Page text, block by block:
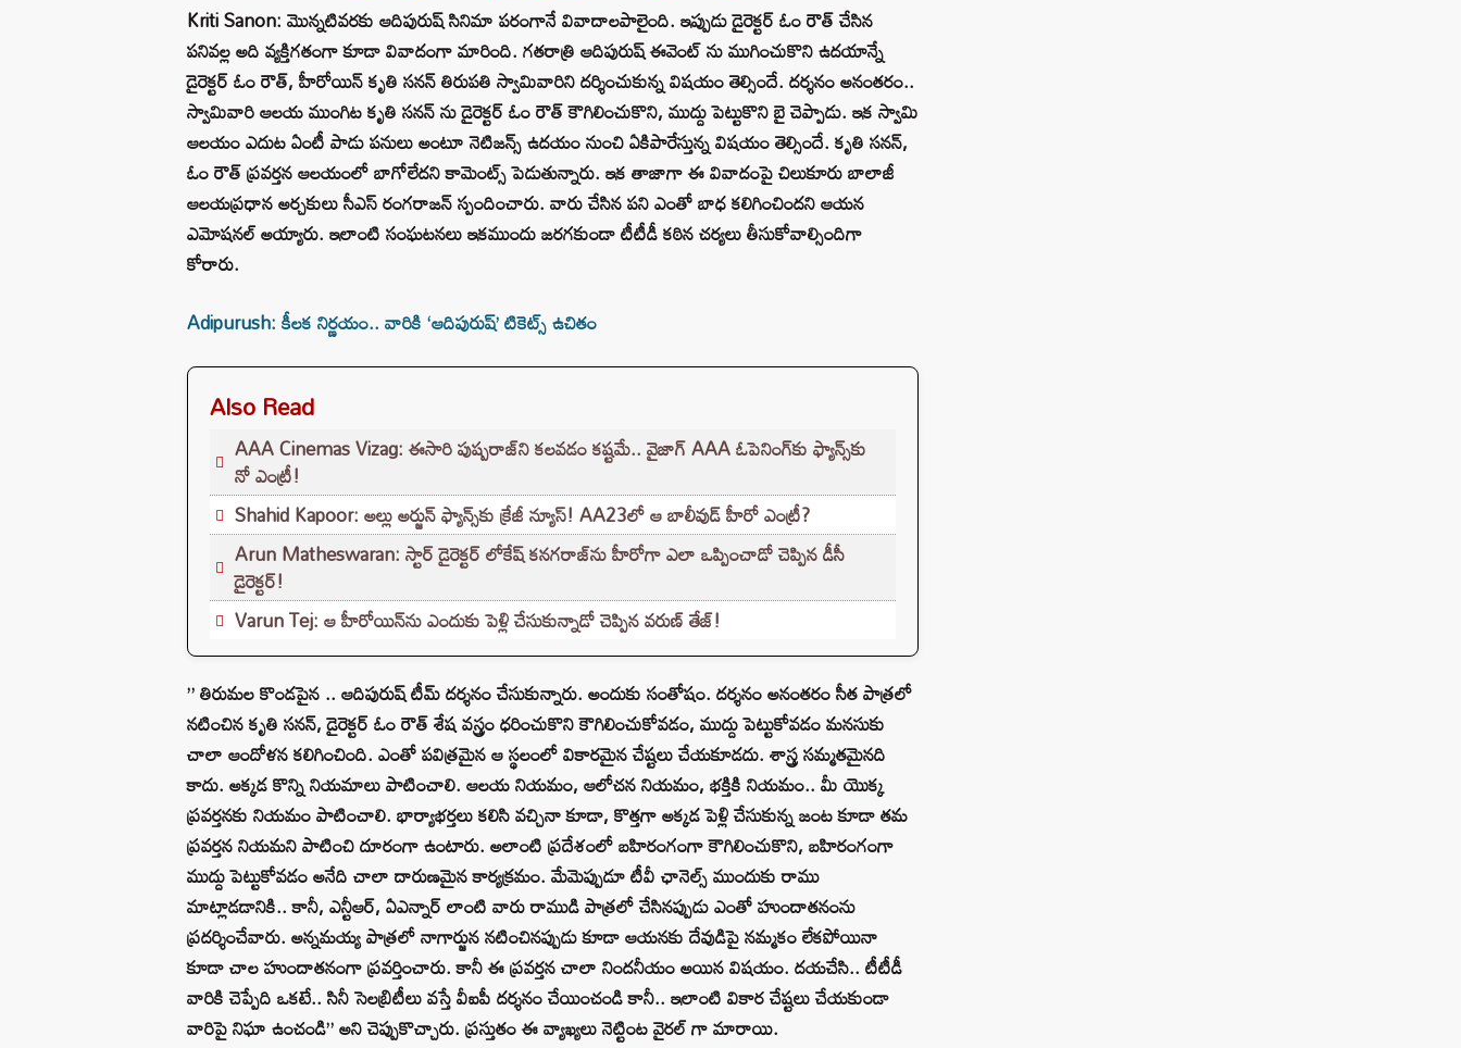
Kriti Sanon: మొన్నటివరకు ఆదిపురుష్ సినిమా పరంగానే వివాదాలపాలైంది. ఇప్పుడు డైరెక్టర్ ఓం రౌత్ చేసిన
పనివల్ల అది వ్యక్తిగతంగా కూడా వివాదంగా మారింది. గతరాత్రి ఆదిపురుష్ ఈవెంట్ ను ముగించుకొని ఉదయాన్నే
డైరెక్టర్ ఓం రౌత్, హీరోయిన్ కృతి సనన్ తిరుపతి స్వామివారిని దర్శించుకున్న విషయం తెల్సిందే. దర్శనం అనంతరం..
స్వామివారి ఆలయ ముంగిట కృతి సనన్ ను డైరెక్టర్ ఓం రౌత్ కౌగిలించుకొని, ముద్దు పెట్టుకొని బై చెప్పాడు. ఇక స్వామి
ఆలయం ఎదుట ఏంటీ పాడు పనులు అంటూ నెటిజన్స్ ఉదయం నుంచి ఏకిపారేస్తున్న విషయం తెల్సిందే. కృతి సనన్,
ఓం రౌత్ ప్రవర్తన ఆలయంలో బాగోలేదని కామెంట్స్ పెడుతున్నారు. ఇక తాజాగా ఈ వివాదంపై చిలుకూరు బాలాజీ
ఆలయప్రధాన అర్చకులు సీఎస్‌ రంగరాజన్ స్పందించారు. వారు చేసిన పని ఎంతో బాధ కలిగించిందని ఆయన
ఎమోషనల్ అయ్యారు. ఇలాంటి సంఘటనలు ఇకముందు జరగకుండా టీటీడీ కఠిన చర్యలు తీసుకోవాల్సిందిగా
కోరారు.
Adipurush: కీలక నిర్ణయం.. వారికి ‘ఆదిపురుష్’ టికెట్స్ ఉచితం
Also Read
AAA Cinemas Vizag: ఈసారి పుష్పరాజ్‌ని కలవడం కష్టమే.. వైజాగ్ AAA ఓపెనింగ్‌కు ఫ్యాన్స్‌కు
నో ఎంట్రీ!
Shahid Kapoor: అల్లు అర్జున్ ఫ్యాన్స్‌కు క్రేజీ న్యూస్! AA23లో ఆ బాలీవుడ్ హీరో ఎంట్రీ?
Arun Matheswaran: స్టార్ డైరెక్టర్ లోకేష్ కనగరాజ్‌ను హీరోగా ఎలా ఒప్పించాడో చెప్పిన డీసీ
డైరెక్టర్!
Varun Tej: ఆ హీరోయిన్‌ను ఎందుకు పెళ్లి చేసుకున్నాడో చెప్పిన వరుణ్ తేజ్!
” తిరుమల కొండపైన .. ఆదిపురుష్ టీమ్ దర్శనం చేసుకున్నారు. అందుకు సంతోషం. దర్శనం అనంతరం సీత పాత్రలో
నటించిన కృతి సనన్, డైరెక్టర్ ఓం రౌత్ శేష వస్త్రం ధరించుకొని కౌగిలించుకోవడం, ముద్దు పెట్టుకోవడం మనసుకు
చాలా ఆందోళన కలిగించింది. ఎంతో పవిత్రమైన ఆ స్థలంలో వికారమైన చేష్టలు చేయకూడదు. శాస్త్ర సమ్మతమైనది
కాదు. అక్కడ కొన్ని నియమాలు పాటించాలి. ఆలయ నియమం, ఆలోచన నియమం, భక్తికి నియమం.. మీ యొక్క
ప్రవర్తనకు నియమం పాటించాలి. భార్యాభర్తలు కలిసి వచ్చినా కూడా, కొత్తగా అక్కడ పెళ్లి చేసుకున్న జంట కూడా తమ
ప్రవర్తన నియమని పాటించి దూరంగా ఉంటారు. అలాంటి ప్రదేశంలో బహిరంగంగా కౌగిలించుకొని, బహిరంగంగా
ముద్దు పెట్టుకోవడం అనేది చాలా దారుణమైన కార్యక్రమం. మేమెప్పుడూ టీవీ ఛానెల్స్ ముందుకు రాము
మాట్లాడడానికి.. కానీ, ఎన్టీఆర్, ఏఎన్నార్ లాంటి వారు రాముడి పాత్రలో చేసినప్పుడు ఎంతో హుందాతనంను
ప్రదర్శించేవారు. అన్నమయ్య పాత్రలో నాగార్జున నటించినప్పుడు కూడా ఆయనకు దేవుడిపై నమ్మకం లేకపోయినా
కూడా చాల హుందాతనంగా ప్రవర్తించారు. కానీ ఈ ప్రవర్తన చాలా నిందనీయం అయిన విషయం. దయచేసి.. టీటీడీ
వారికి చెప్పేది ఒకటే.. సినీ సెలబ్రిటీలు వస్తే వీఐపీ దర్శనం చేయించండి కానీ.. ఇలాంటి వికార చేష్టలు చేయకుండా
వారిపై నిఘా ఉంచండి” అని చెప్పుకొచ్చారు. ప్రస్తుతం ఈ వ్యాఖ్యలు నెట్టింట వైరల్ గా మారాయి.